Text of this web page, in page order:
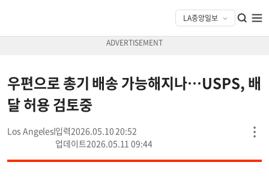
우편으로 총기 배송 가능해지나…USPS, 배
달 허용 검토중
Los Angeles
2026.05.10 20:52
2026.05.11 09:44